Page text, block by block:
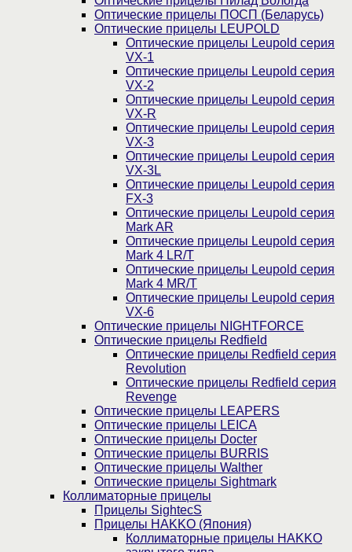
Оптические прицелы ПОСП (Беларусь)
Оптические прицелы LEUPOLD
Оптические прицелы Leupold серия
VX-1
Оптические прицелы Leupold серия
VX-2
Оптические прицелы Leupold серия
VX-R
Оптические прицелы Leupold серия
VX-3
Оптические прицелы Leupold серия
VX-3L
Оптические прицелы Leupold серия
FX-3
Оптические прицелы Leupold серия
Mark AR
Оптические прицелы Leupold серия
Mark 4 LR/T
Оптические прицелы Leupold серия
Mark 4 MR/T
Оптические прицелы Leupold серия
VX-6
Оптические прицелы NIGHTFORCE
Оптические прицелы Redfield
Оптические прицелы Redfield серия
Revolution
Оптические прицелы Redfield серия
Revenge
Оптические прицелы LEAPERS
Оптические прицелы LEICA
Оптические прицелы Docter
Оптические прицелы BURRIS
Оптические прицелы Walther
Оптические прицелы Sightmark
Коллиматорные прицелы
Прицелы SightecS
Прицелы HAKKO (Япония)
Коллиматорные прицелы HAKKO